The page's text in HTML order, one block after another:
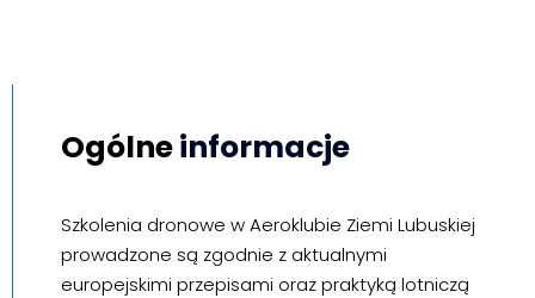
Ogólneinformacje
Szkolenia dronowe w Aeroklubie Ziemi Lubuskiej
prowadzone są zgodnie z aktualnymi
europejskimi przepisami oraz praktyką lotniczą